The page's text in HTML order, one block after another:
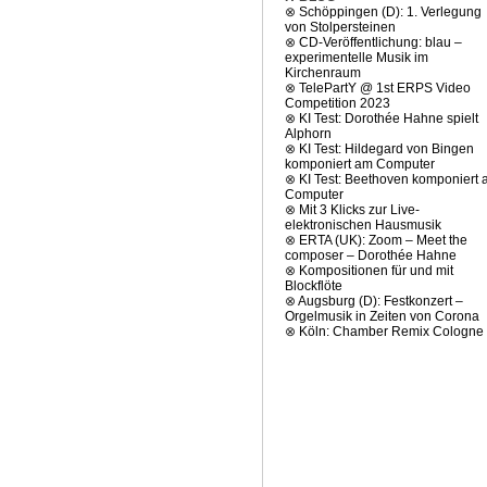
⊗ Schöppingen (D): 1. Verlegung
von Stolpersteinen
⊗ CD-Veröffentlichung: blau –
experimentelle Musik im
Kirchenraum
⊗ TelePartY @ 1st ERPS Video
Competition 2023
⊗ KI Test: Dorothée Hahne spielt
Alphorn
⊗ KI Test: Hildegard von Bingen
komponiert am Computer
⊗ KI Test: Beethoven komponiert
Computer
⊗ Mit 3 Klicks zur Live-
elektronischen Hausmusik
⊗ ERTA (UK): Zoom – Meet the
composer – Dorothée Hahne
⊗ Kompositionen für und mit
Blockflöte
⊗ Augsburg (D): Festkonzert –
Orgelmusik in Zeiten von Corona
⊗ Köln: Chamber Remix Cologne